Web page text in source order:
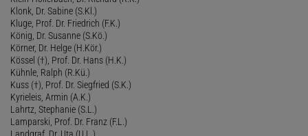
Klonk, Dr. Sabine (S.Kl.)
Kluge, Prof. Dr. Friedrich (F.K.)
König, Dr. Susanne (S.Kö.)
Körner, Dr. Helge (H.Kör.)
Kössel (†), Prof. Dr. Hans (H.K.)
Kühnle, Ralph (R.Kü.)
Kuss (†), Prof. Dr. Siegfried (S.K.)
Kyrieleis, Armin (A.K.)
Lahrtz, Stephanie (S.L.)
Lamparski, Prof. Dr. Franz (F.L.)
Landgraf, Dr. Uta (U.L.)